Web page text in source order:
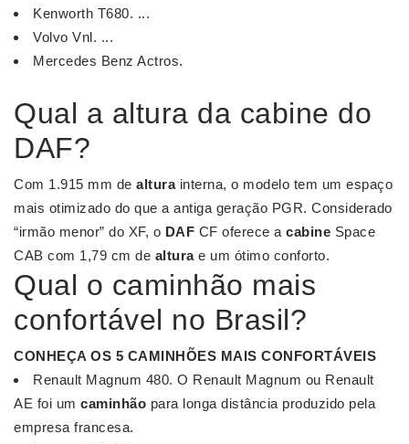
Kenworth T680. ...
Volvo Vnl. ...
Mercedes Benz Actros.
Qual a altura da cabine do
DAF?
Com 1.915 mm de alturainterna, o modelo tem um espaço
mais otimizado do que a antiga geração PGR. Considerado
“irmão menor” do XF, o DAF CF oferece a cabine Space
CAB com 1,79 cm de alturae um ótimo conforto.
Qual o caminhão mais
confortável no Brasil?
CONHEÇA OS 5 CAMINHÕES MAIS CONFORTÁVEIS
Renault Magnum 480. O Renault Magnum ou Renault
AE foi um caminhão para longa distância produzido pela
empresa francesa.